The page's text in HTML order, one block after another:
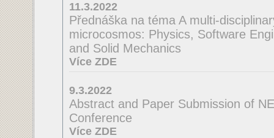
11.3.2022
Přednáška na téma A multi-
microcosmos: Physics, Software
and Solid Mechanics
Více ZDE
9.3.2022
Abstract and Paper Submission of
Conference
Více ZDE